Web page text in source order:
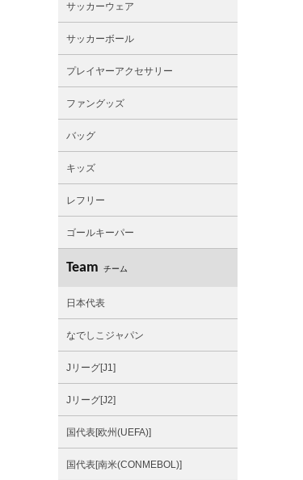
サッカーウェア
サッカーボール
プレイヤーアクセサリー
ファングッズ
バッグ
キッズ
レフリー
ゴールキーパー
Team チーム
日本代表
なでしこジャパン
Jリーグ[J1]
Jリーグ[J2]
国代表[欧州(UEFA)]
国代表[南米(CONMEBOL)]